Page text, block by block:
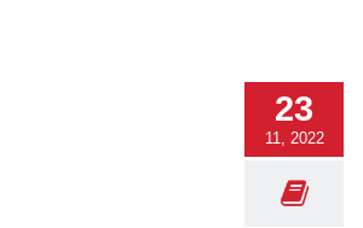
23
11, 2022